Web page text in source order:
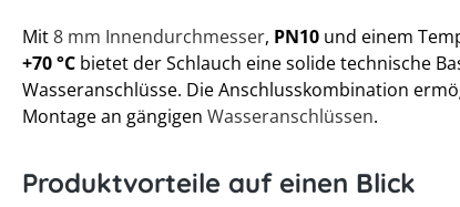
Mit8 mm Innendurchmesser, PN10 und einem
+70 °C bietet der Schlauch eine solide technische
Wasseranschlüsse. Die Anschlusskombination
Montage an gängigen Wasseranschlüssen.
Produktvorteile auf einen Blick